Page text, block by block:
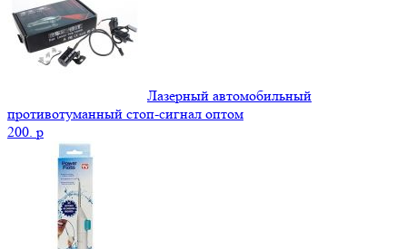
Лазерный автомобильный
противотуманный стоп-сигнал оптом
200. p